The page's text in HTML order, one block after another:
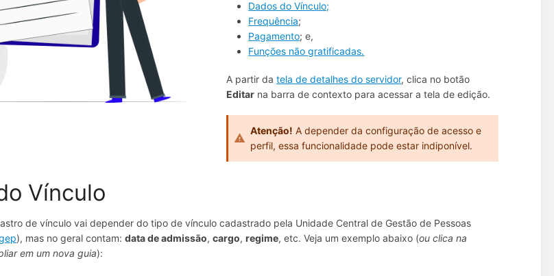
Dados do Vínculo;
Frequência;
Pagamento; e,
Funções não gratificadas.
A partir datela de detalhes do servidor, clica no botão
Editar na barra de contexto para acessar a tela de edição.
Atenção! A depender da configuração de acesso e
perfil, essa funcionalidade pode estar indiponível.
Vínculo
de vínculo vai depender do tipo de vínculo cadastrado pela Unidade Central de Gestão de Pessoas
), mas no geral contam:data de admissão,cargo,regime, etc. Veja um exemplo abaixo (ou clica na
em um nova guia):